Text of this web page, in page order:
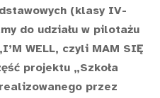
(klasy IV-
do udziału w pilotażu
WELL, czyli MAM SIĘ
projektu „Szkoła
przez